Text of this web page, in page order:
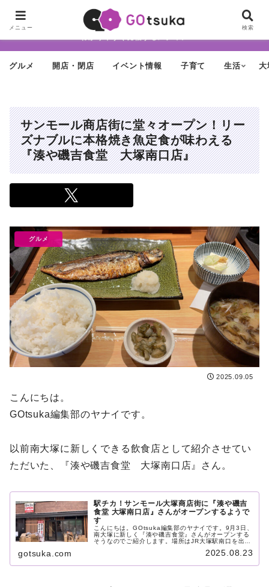
ちょっと怪しげだけど最近どんどん進化する街「大塚」の魅力を面白く・
グルメ 開店・閉店 イベント情報 子育て 生活 大
サンモール商店街に堂々オープン！リー
ズナブルに本格焼き魚定食が味わえる
『湊や磯吉食堂 大塚南口店』
グルメ
2025.09.05
こんにちは。
GOtsuka編集部のヤナイです。
以前南大塚に新しくできる飲食店として紹介させてい
ただいた、『湊や磯吉食堂 大塚南口店』さん。
駅チカ！サンモール大塚商店街に『湊や磯吉
食堂 大塚南口店』さんがオープンするようで
す
こんにちは。GOtsuka編集部のヤナイです。9月3日、
南大塚に新しく『湊や磯吉食堂』さんがオープンする
そうなのでご紹介します。場所はJR大塚駅南口を出て
にあります。場所はこちらです↓『湊や磯...
gotsuka.com 2025.08.23
メニュー 検索